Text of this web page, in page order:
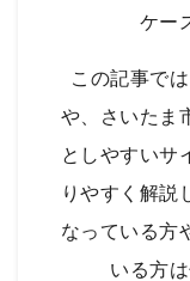
ケー
この記事で
や、さいたま
としやすいサ
りやすく解説
なっている方
いる方